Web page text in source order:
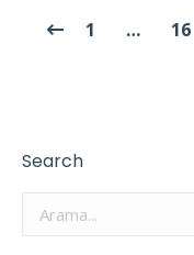
1 … 16
Search
Arama: